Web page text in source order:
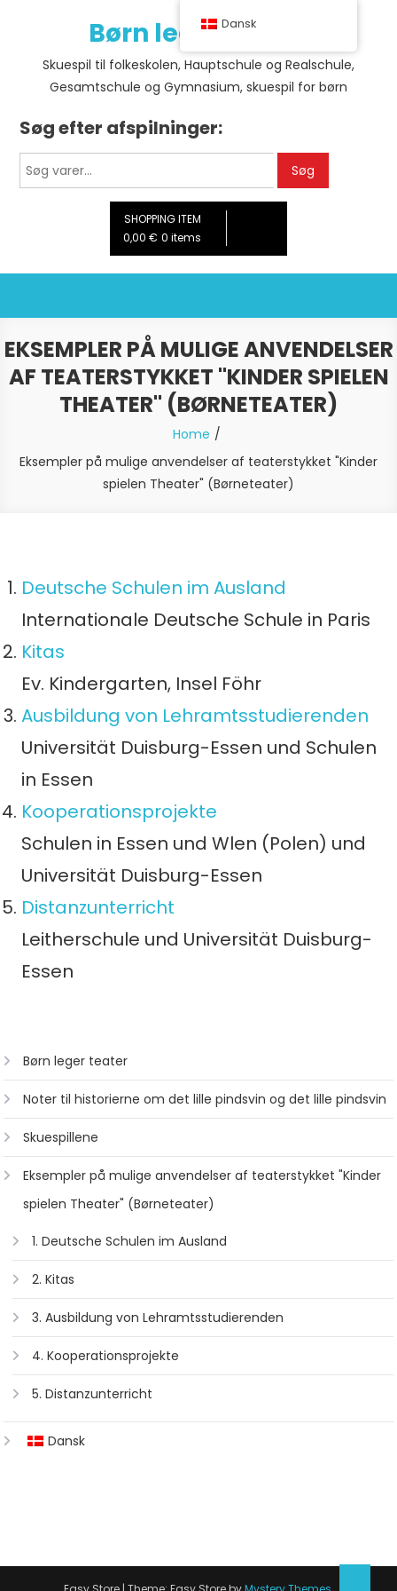
Børn leger teater
Skuespil til folkeskolen, Hauptschule og Realschule,
Gesamtschule og Gymnasium, skuespil for børn
Søg efter afspilninger:
Søg
efter:
Søg
SHOPPING ITEM
0,00 € 0 items
EKSEMPLER PÅ MULIGE ANVENDELSER
AF TEATERSTYKKET "KINDER SPIELEN
THEATER" (BØRNETEATER)
Home
Eksempler på mulige anvendelser af teaterstykket "Kinder
spielen Theater" (Børneteater)
Deutsche Schulen im Ausland
Internationale Deutsche Schule in Paris
Kitas
Ev. Kindergarten, Insel Föhr
Ausbildung von Lehramtsstudierenden
Universität Duisburg-Essen und Schulen
in Essen
Kooperationsprojekte
Schulen in Essen und Wlen (Polen) und
Universität Duisburg-Essen
Distanzunterricht
Leitherschule und Universität Duisburg-
Essen
Børn leger teater
Noter til historierne om det lille pindsvin og det lille pindsvin
Skuespillene
Eksempler på mulige anvendelser af teaterstykket "Kinder
spielen Theater" (Børneteater)
1. Deutsche Schulen im Ausland
2. Kitas
3. Ausbildung von Lehramtsstudierenden
4. Kooperationsprojekte
5. Distanzunterricht
Dansk
Dansk